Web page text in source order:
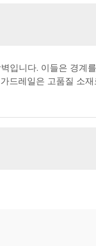
입니다. 이들은 경계
드레일은 고품질 소